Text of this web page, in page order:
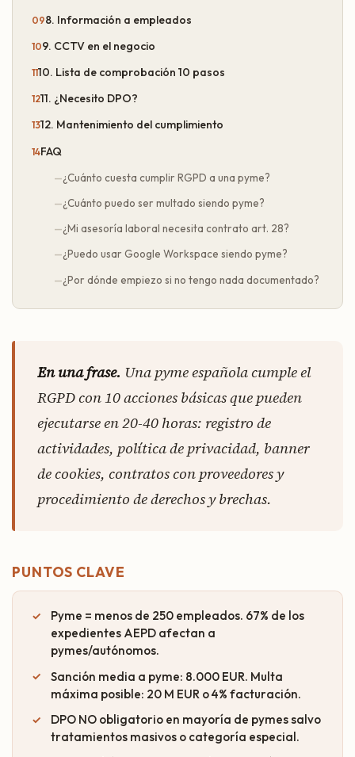
8. Información a empleados
9. CCTV en el negocio
10. Lista de comprobación 10 pasos
11. ¿Necesito DPO?
12. Mantenimiento del cumplimiento
FAQ
¿Cuánto cuesta cumplir RGPD a una pyme?
¿Cuánto puedo ser multado siendo pyme?
¿Mi asesoría laboral necesita contrato art. 28?
¿Puedo usar Google Workspace siendo pyme?
¿Por dónde empiezo si no tengo nada documentado?
En una frase. Una pyme española cumple el
RGPD con 10 acciones básicas que pueden
ejecutarse en 20-40 horas: registro de
actividades, política de privacidad, banner
de cookies, contratos con proveedores y
procedimiento de derechos y brechas.
PUNTOS CLAVE
Pyme = menos de 250 empleados. 67% de los
expedientes AEPD afectan a
pymes/autónomos.
Sanción media a pyme: 8.000 EUR. Multa
máxima posible: 20 M EUR o 4% facturación.
DPO NO obligatorio en mayoría de pymes salvo
tratamientos masivos o categoría especial.